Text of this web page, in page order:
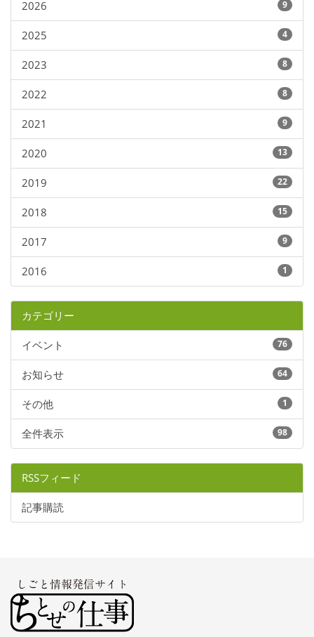
2026 9
2025 4
2023 8
2022 8
2021 9
2020 13
2019 22
2018 15
2017 9
2016 1
カテゴリー
イベント 76
お知らせ 64
その他 1
全件表示 98
RSSフィード
記事購読